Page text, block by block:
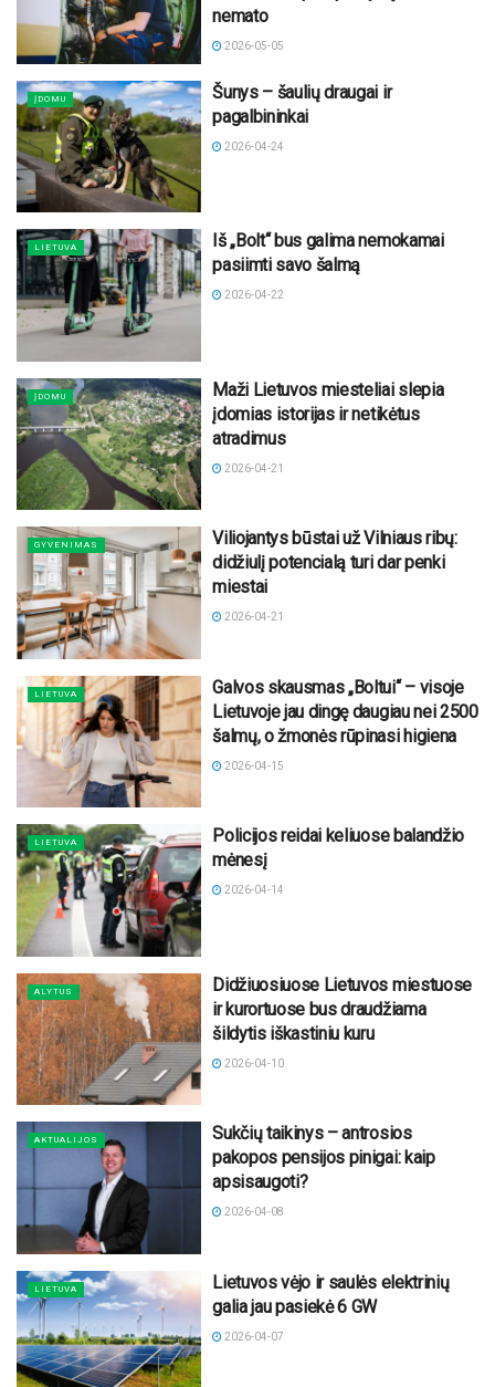
nemato
2026-05-05
ĮDOMU
Šunys – šaulių draugai ir
pagalbininkai
2026-04-24
LIETUVA
Iš „Bolt“ bus galima nemokamai
pasiimti savo šalmą
2026-04-22
ĮDOMU
Maži Lietuvos miesteliai slepia
įdomias istorijas ir netikėtus
atradimus
2026-04-21
GYVENIMAS
Viliojantys būstai už Vilniaus ribų:
didžiulį potencialą turi dar penki
miestai
2026-04-21
LIETUVA
Galvos skausmas „Boltui“ – visoje
Lietuvoje jau dingę daugiau nei 2500
šalmų, o žmonės rūpinasi higiena
2026-04-15
LIETUVA
Policijos reidai keliuose balandžio
mėnesį
2026-04-14
ALYTUS
Didžiuosiuose Lietuvos miestuose
ir kurortuose bus draudžiama
šildytis iškastiniu kuru
2026-04-10
AKTUALIJOS
Sukčių taikinys – antrosios
pakopos pensijos pinigai: kaip
apsisaugoti?
2026-04-08
LIETUVA
Lietuvos vėjo ir saulės elektrinių
galia jau pasiekė 6 GW
2026-04-07